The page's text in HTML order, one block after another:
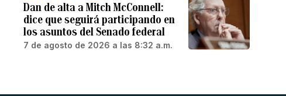
Dan de alta a Mitch McConnell:
dice que seguirá participando en
los asuntos del Senado federal
7 de agosto de 2026 a las 8:32 a.m.